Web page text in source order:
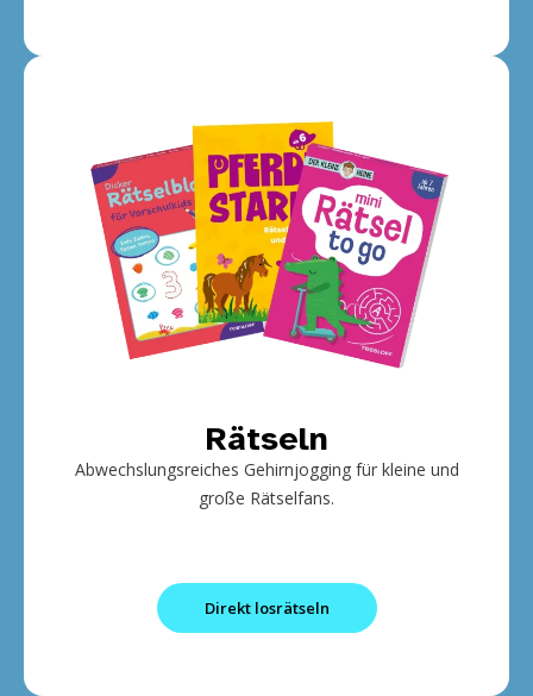
Rätseln
Abwechslungsreiches Gehirnjogging für kleine und
große Rätselfans.
Direkt losrätseln